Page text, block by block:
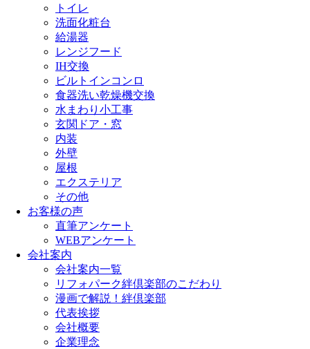
トイレ
洗面化粧台
給湯器
レンジフード
IH交換
ビルトインコンロ
食器洗い乾燥機交換
水まわり小工事
玄関ドア・窓
内装
外壁
屋根
エクステリア
その他
お客様の声
直筆アンケート
WEBアンケート
会社案内
会社案内一覧
リフォパーク絆倶楽部のこだわり
漫画で解説！絆倶楽部
代表挨拶
会社概要
企業理念